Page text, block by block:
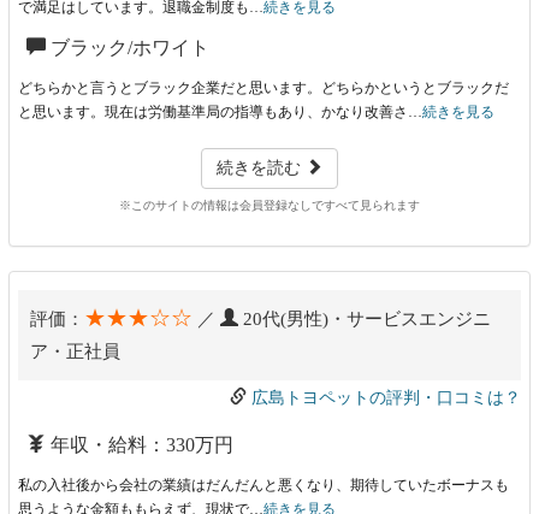
で満足はしています。退職金制度も… 続きを見る
ブラック/ホワイト
どちらかと言うとブラック企業だと思います。どちらかというとブラックだ
と思います。現在は労働基準局の指導もあり、かなり改善さ… 続きを見る
続きを読む
※このサイトの情報は会員登録なしですべて見られます
評価： ★★★☆☆ ／
20代(男性)・サービスエンジニ
ア・正社員
広島トヨペットの評判・口コミは？
年収・給料：330万円
私の入社後から会社の業績はだんだんと悪くなり、期待していたボーナスも
思うような金額ももらえず、現状で… 続きを見る